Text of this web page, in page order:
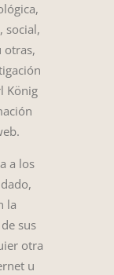
social,
otras,
König
a los
la
sus
otra
u